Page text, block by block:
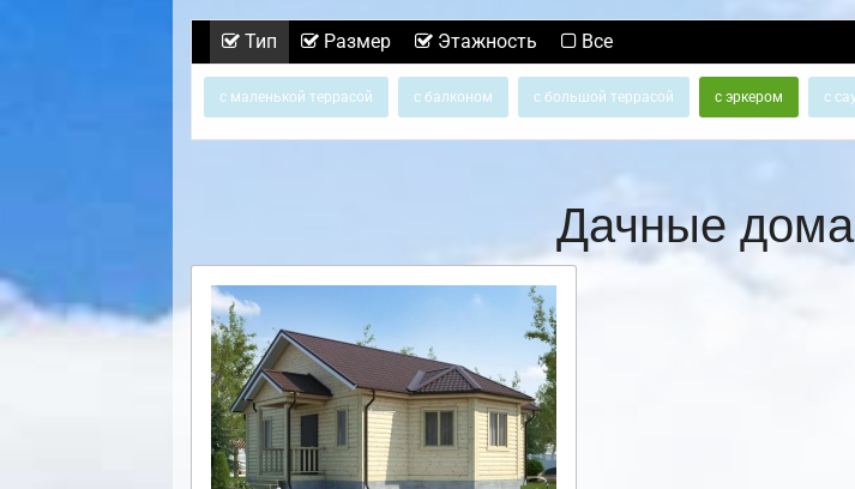
Тип Размер Этажность Все
с маленькой террасой с балконом с большой террасой с эркером с
Дачные